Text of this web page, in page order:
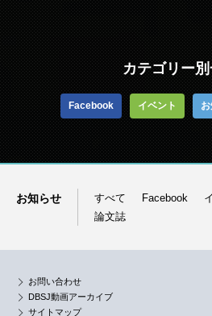
カテゴリー
Facebook イベント
お知らせ すべて Facebook
論文誌
お問い合わせ
DBSJ動画アーカイブ
サイトマップ